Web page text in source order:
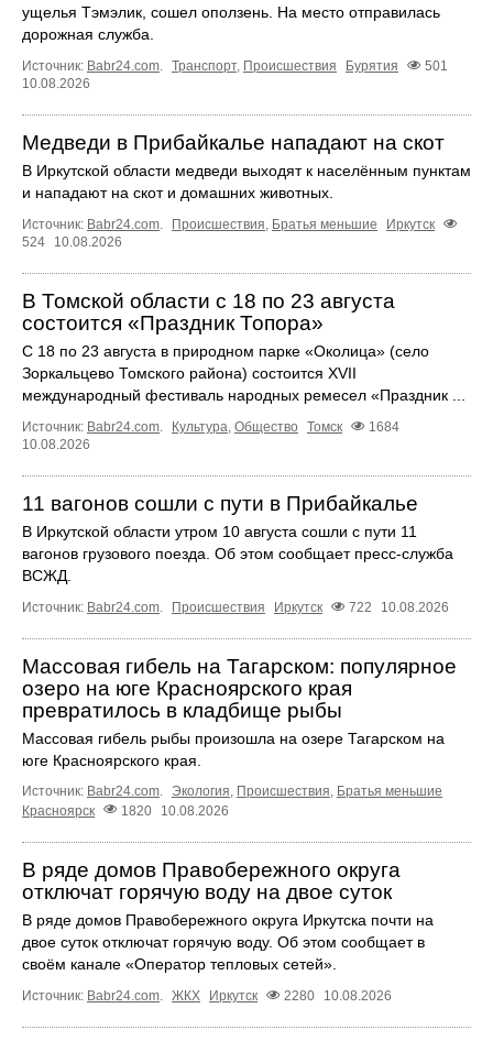
ущелья Тэмэлик, сошел оползень. На место отправилась
дорожная служба.
Источник: Babr24.com. Транспорт, Происшествия Бурятия
501
10.08.2026
Медведи в Прибайкалье нападают на скот
В Иркутской области медведи выходят к населённым пунктам
и нападают на скот и домашних животных.
Источник: Babr24.com. Происшествия, Братья меньшие
Иркутск
524
10.08.2026
В Томской области с 18 по 23 августа
состоится «Праздник Топора»
С 18 по 23 августа в природном парке «Околица» (село
Зоркальцево Томского района) состоится XVII
международный фестиваль народных ремесел «Праздник ...
Источник: Babr24.com. Культура, Общество Томск
1684
10.08.2026
11 вагонов сошли с пути в Прибайкалье
В Иркутской области утром 10 августа сошли с пути 11
вагонов грузового поезда. Об этом сообщает пресс‑служба
ВСЖД.
Источник: Babr24.com. Происшествия Иркутск 722 10.08.2026
Массовая гибель на Тагарском: популярное
озеро на юге Красноярского края
превратилось в кладбище рыбы
Массовая гибель рыбы произошла на озере Тагарском на
юге Красноярского края.
Источник: Babr24.com. Экология, Происшествия, Братья меньшие
Красноярск
1820 10.08.2026
В ряде домов Правобережного округа
отключат горячую воду на двое суток
В ряде домов Правобережного округа Иркутска почти на
двое суток отключат горячую воду. Об этом сообщает в
своём канале «Оператор тепловых сетей».
Источник: Babr24.com ЖКХ Иркутск 2280 10.08.2026